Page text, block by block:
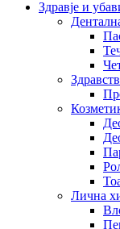
Здравје и
Лична